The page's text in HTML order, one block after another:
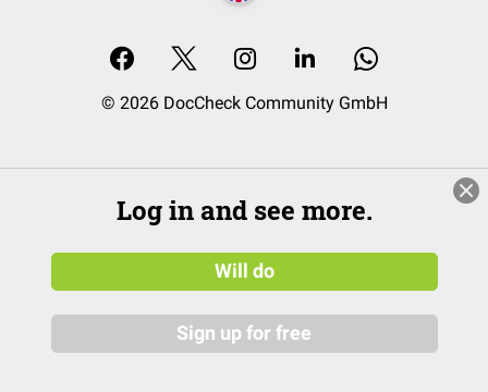
© 2026 DocCheck Community GmbH
Log in and see more.
Will do
Sign up for free